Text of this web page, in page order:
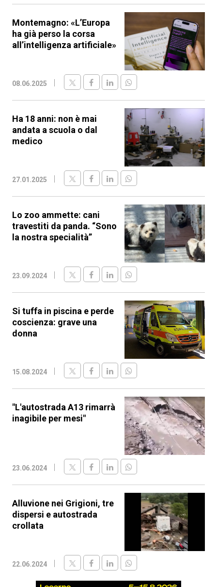
Montemagno: «L’Europa
ha già perso la corsa
all’intelligenza artificiale»
08.06.2025
Ha 18 anni: non è mai
andata a scuola o dal
medico
27.01.2025
Lo zoo ammette: cani
travestiti da panda. “Sono
la nostra specialità”
23.09.2024
Si tuffa in piscina e perde
coscienza: grave una
donna
15.08.2024
"L'autostrada A13 rimarrà
inagibile per mesi"
23.06.2024
Alluvione nei Grigioni, tre
dispersi e autostrada
crollata
22.06.2024